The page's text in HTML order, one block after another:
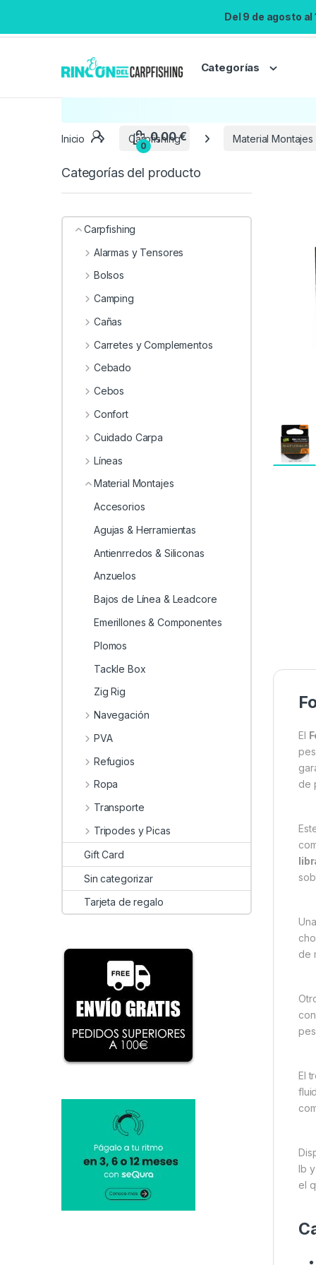
Del 9 de agosto
Categorías
Inicio Carpfishing Material Montajes
El
de
de
El
lb
el
Categorías del producto
Carpfishing
Alarmas y Tensores
Bolsos
Camping
Cañas
Carretes y Complementos
Cebado
Cebos
Confort
Cuidado Carpa
Líneas
Material Montajes
Accesorios
Agujas & Herramientas
Antienrredos & Siliconas
Anzuelos
Bajos de Línea & Leadcore
Emerillones & Componentes
Plomos
Tackle Box
Zig Rig
Navegación
PVA
Refugios
Ropa
Transporte
Tripodes y Picas
Gift Card
Sin categorizar
Tarjeta de regalo